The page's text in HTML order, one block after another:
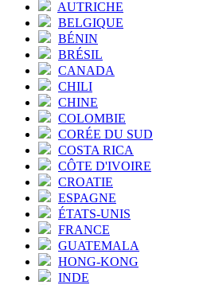
AUTRICHE
BELGIQUE
BÉNIN
BRÉSIL
CANADA
CHILI
CHINE
COLOMBIE
CORÉE DU SUD
COSTA RICA
CÔTE D'IVOIRE
CROATIE
ESPAGNE
ÉTATS-UNIS
FRANCE
GUATEMALA
HONG-KONG
INDE